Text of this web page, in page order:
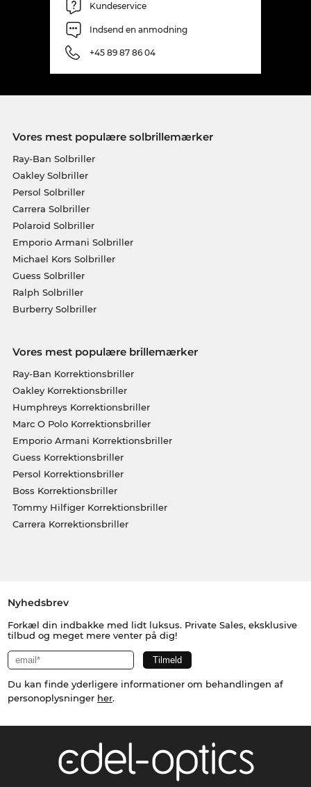
Kundeservice
Indsend en anmodning
+45 89 87 86 04
Vores mest populære solbrillemærker
Ray-Ban Solbriller
Oakley Solbriller
Persol Solbriller
Carrera Solbriller
Polaroid Solbriller
Emporio Armani Solbriller
Michael Kors Solbriller
Guess Solbriller
Ralph Solbriller
Burberry Solbriller
Vores mest populære brillemærker
Ray-Ban Korrektionsbriller
Oakley Korrektionsbriller
Humphreys Korrektionsbriller
Marc O Polo Korrektionsbriller
Emporio Armani Korrektionsbriller
Guess Korrektionsbriller
Persol Korrektionsbriller
Boss Korrektionsbriller
Tommy Hilfiger Korrektionsbriller
Carrera Korrektionsbriller
Nyhedsbrev
Forkæl din indbakke med lidt luksus. Private Sales, eksklusive
tilbud og meget mere venter på dig!
Du kan finde yderligere informationer om behandlingen af
personoplysninger her.